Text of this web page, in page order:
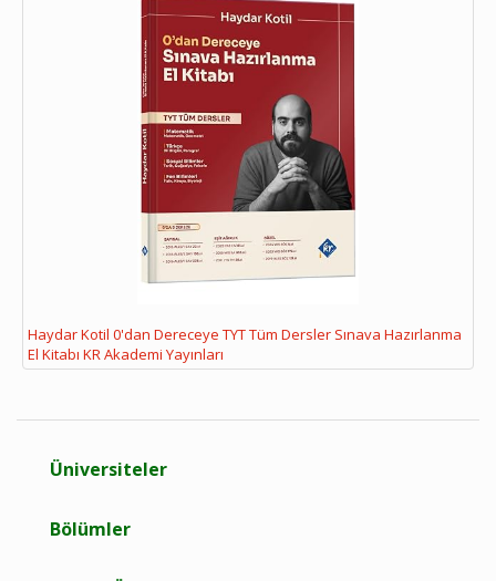
Haydar Kotil 0'dan Dereceye TYT Tüm Dersler Sınava Hazırlanma
El Kitabı KR Akademi Yayınları
Üniversiteler
Bölümler